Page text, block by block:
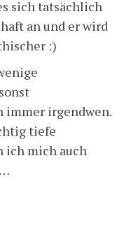
sich tatsächlich
an und er wird
:)
immer irgendwen.
tiefe
ich mich auch